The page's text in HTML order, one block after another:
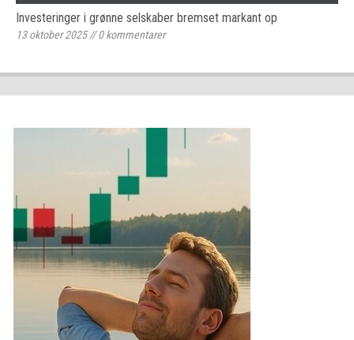
Investeringer i grønne selskaber bremset markant op
13 oktober 2025//0kommentarer